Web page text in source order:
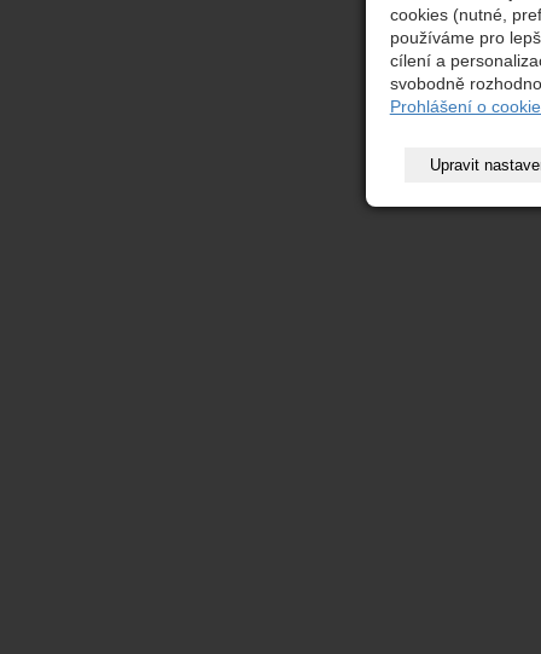
cookies (nutné,
používáme pro
cílení a
svobodně
Prohlášení o
Upravit